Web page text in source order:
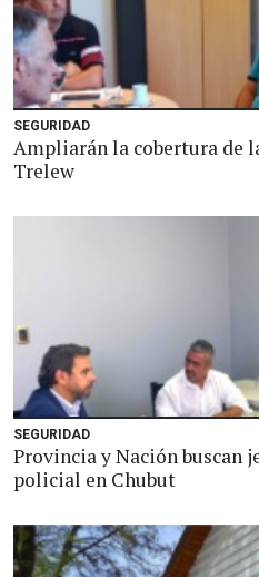
SEGURIDAD
Ampliarán la cobertura de
Trelew
SEGURIDAD
Provincia y Nación buscan
policial en Chubut